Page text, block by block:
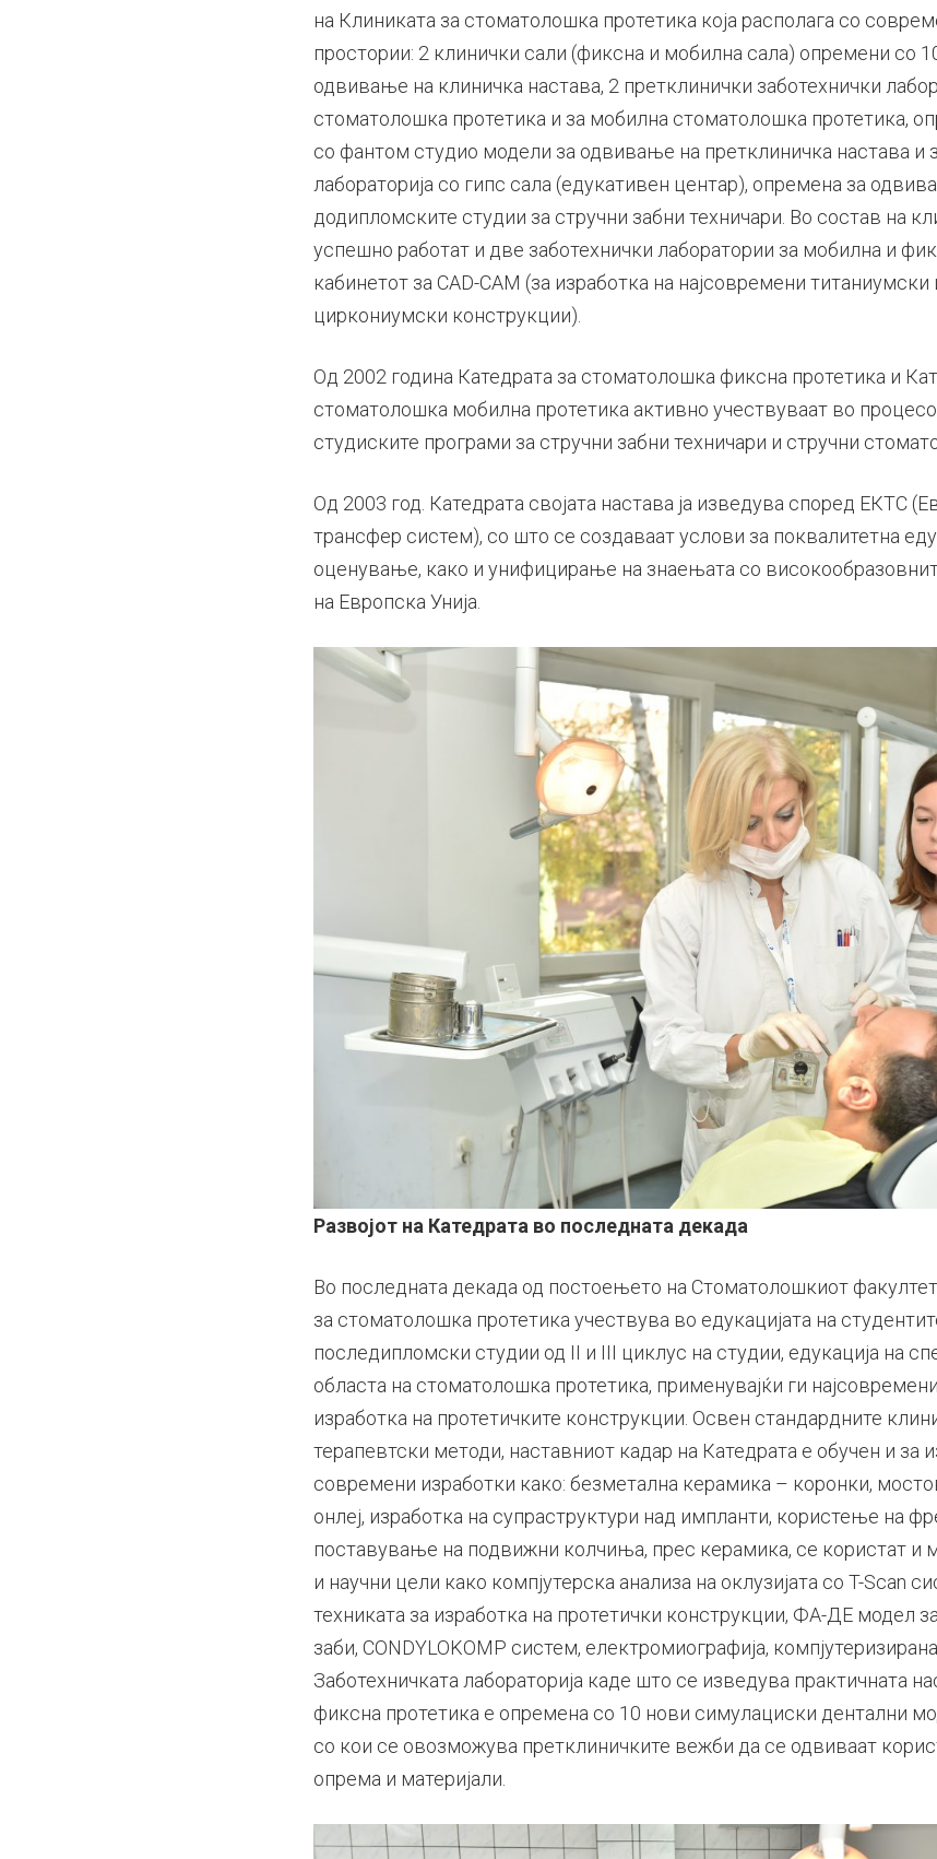
на Клиниката за стоматолошка протетика која располага со
простории: 2 клинички сали (фиксна и мобилна сала) опремени со
одвивање на клиничка настава, 2 претклинички заботехнички
стоматолошка протетика и за мобилна стоматолошка протетика,
со фантом студио модели за одвивање на претклиничка настава и
лабораторија со гипс сала (едукативен центар), опремена за
додипломските студии за стручни забни техничари. Во состав на
успешно работат и две заботехнички лаборатории за мобилна и
кабинетот за CAD-CAM (за изработка на најсовремени
циркониумски конструкции).
Од 2002 година Катедрата за стоматолошка фиксна протетика и
стоматолошка мобилна протетика активно учествуваат во
студиските програми за стручни забни техничари и стручни
Од 2003 год. Катедрата својата настава ја изведува според ЕКТС
трансфер систем), со што се создаваат услови за поквалитетна
оценување, како и унифицирање на знаењата со
на Европска Унија.
Развојот на Катедрата во последната декада
Во последната декада од постоењето на Стоматолошкиот
за стоматолошка протетика учествува во едукацијата на
последипломски студии од II и III циклус на студии, едукација на
областа на стоматолошка протетика, применувајќи ги
изработка на протетичките конструкции. Освен стандардните
терапевтски методи, наставниот кадар на Катедрата е обучен и за
современи изработки како: безметална керамика – коронки,
онлеј, изработка на супраструктури над импланти, користење на
поставување на подвижни колчиња, прес керамика, се користат и
и научни цели како компјутерска анализа на оклузијата со T-Scan
техниката за изработка на протетички конструкции, ФА-ДЕ модел
заби, CONDYLOKOMP систем, електромиографија,
Заботехничката лабораторија каде што се изведува практичната
фиксна протетика е опремена со 10 нови симулациски дентални
со кои се овозможува претклиничките вежби да се одвиваат
опрема и материјали.